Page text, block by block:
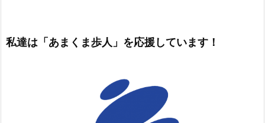
私達は「あまくま歩人」を応援しています！